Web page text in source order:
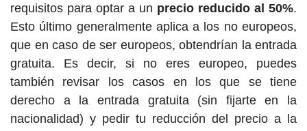
requisitos para optar a un precio reducido al 50%.
Esto último generalmente aplica a los no europeos,
que en caso de ser europeos, obtendrían la entrada
gratuita. Es decir, si no eres europeo, puedes
también revisar los casos en los que se tiene
derecho a la entrada gratuita (sin fijarte en la
nacionalidad) y pedir tu reducción del precio a la